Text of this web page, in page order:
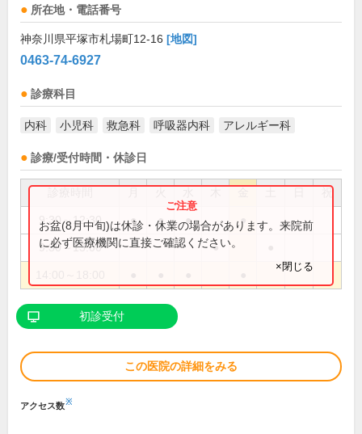
所在地・電話番号
神奈川県平塚市札場町12-16 [地図]
0463-74-6927
診療科目
内科 小児科 救急科 呼吸器内科 アレルギー科
診療/受付時間・休診日
祝
9:30～12:30 ● ● ● ●
9:30～13:00 ●
お盆(8月中旬)は休診・休業の場合があります。来院前
に必ず医療機関に直接ご確認ください。
×閉じる
初診受付
この医院の詳細をみる
アクセス数※